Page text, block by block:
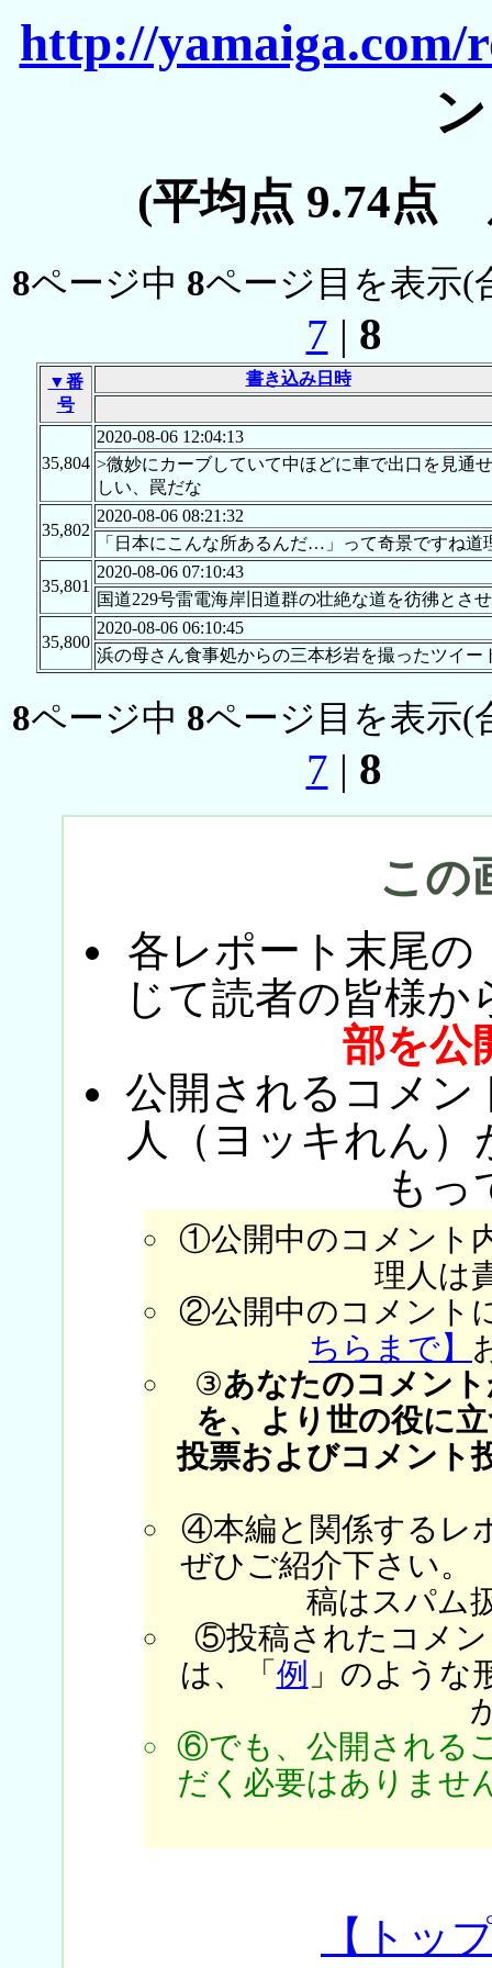
http://yamaiga.com/
(平均点 9.74点
8ページ中 8ページ目を表示(
7 | 8
▼番
号
書き込み日時
35,804
2020-08-06 12:04:13
>微妙にカーブしていて中ほどに車で出口を見通
しい、罠だな
35,802
2020-08-06 08:21:32
「日本にこんな所あるんだ…」って奇景ですね
35,801
2020-08-06 07:10:43
国道229号雷電海岸旧道群の壮絶な道を彷彿とさ
35,800
2020-08-06 06:10:45
浜の母さん食事処からの三本杉岩を撮ったツイ
8ページ中 8ページ目を表示(
7 | 8
この
各レポート末尾の
じて読者の皆様か
部を公
公開されるコメン
人（ヨッキれん
もっ
①公開中のコメント
理人は
②公開中のコメント
ちらまで】
③あなたのコメン
を、より世の役に
投票およびコメント
④本編と関係するレ
ぜひご紹介下さい。
稿はスパム
⑤投稿されたコメン
は、「 例 」のような
⑥でも、公開される
だく必要はありませ
【トッ